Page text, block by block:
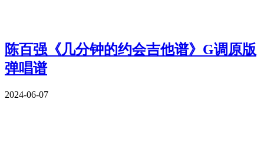
陈百强《几分钟的约会吉他谱》G调原版
弹唱谱
2024-06-07